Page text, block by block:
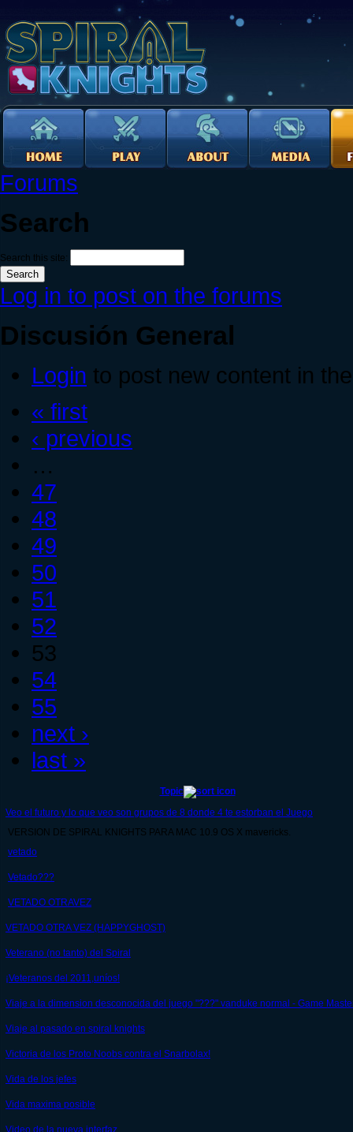
Forums
Search
Search this site:
Log in to post on the forums
Discusión General
Login to post new content in
« first
‹ previous
…
47
48
49
50
51
52
53
54
55
next ›
last »
Topic
Veo el futuro y lo que veo son grupos de 8 donde 4 te estorban el Juego
VERSION DE SPIRAL KNIGHTS PARA MAC 10.9 OS X mavericks.
vetado
Vetado???
VETADO OTRAVEZ
VETADO OTRA VEZ (HAPPYGHOST)
Veterano (no tanto) del Spiral
¡Veteranos del 2011,uníos!
Viaje a la dimension desconocida del juego "???" vanduke normal - Game
Viaje al pasado en spiral knights
Victoria de los Proto Noobs contra el Snarbolax!
Vida de los jefes
Vida maxima posible
Video de la nueva interfaz